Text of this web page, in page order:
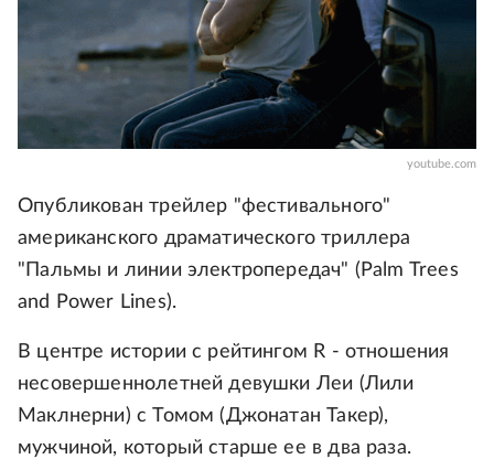
youtube.com
Опубликован трейлер "фестивального"
американского драматического триллера
"Пальмы и линии электропередач" (Palm Trees
and Power Lines).
В центре истории с рейтингом R - отношения
несовершеннолетней девушки Леи (Лили
Маклнерни) с Томом (Джонатан Такер),
мужчиной, который старше ее в два раза.